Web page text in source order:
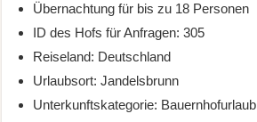
Übernachtung für bis zu 18 Personen
ID des Hofs für Anfragen: 305
Reiseland: Deutschland
Urlaubsort: Jandelsbrunn
Unterkunftskategorie: Bauernhofurlaub